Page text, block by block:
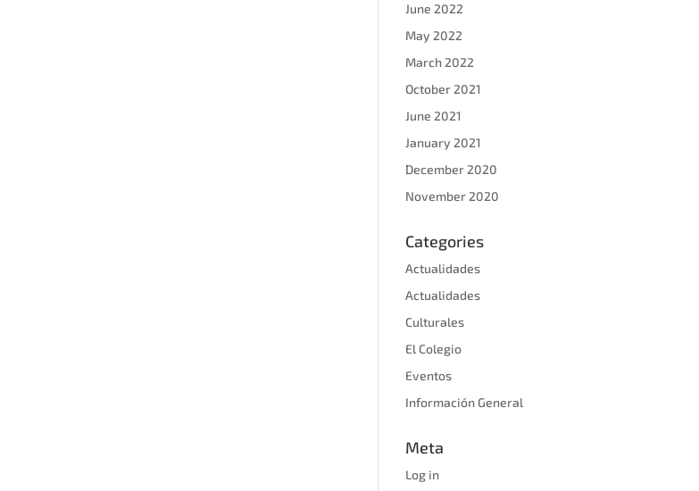
June 2022
May 2022
March 2022
October 2021
June 2021
January 2021
December 2020
November 2020
Categories
Actualidades
Actualidades
Culturales
El Colegio
Eventos
Información General
Meta
Log in